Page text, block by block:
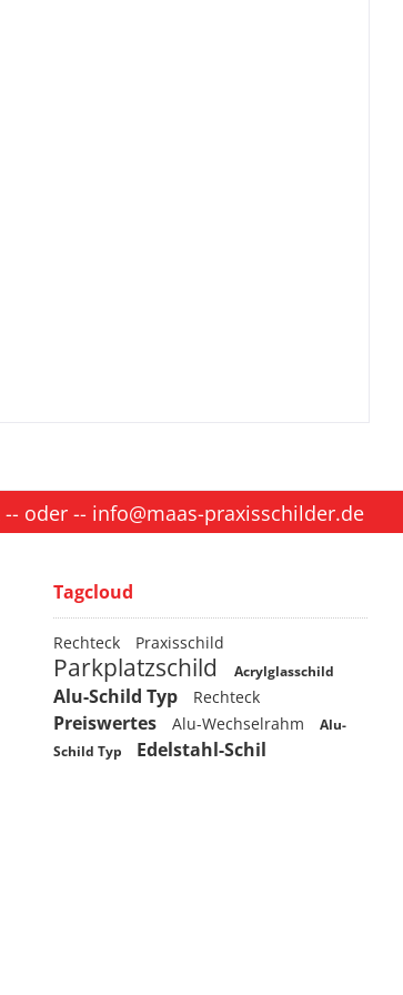
-- oder -- info@maas-praxisschilder.de
Tagcloud
Rechteck Praxisschild
Parkplatzschild Acrylglasschild
Alu-Schild Typ Rechteck
Preiswertes Alu-Wechselrahm
Alu-
Schild Typ
Edelstahl-Schil